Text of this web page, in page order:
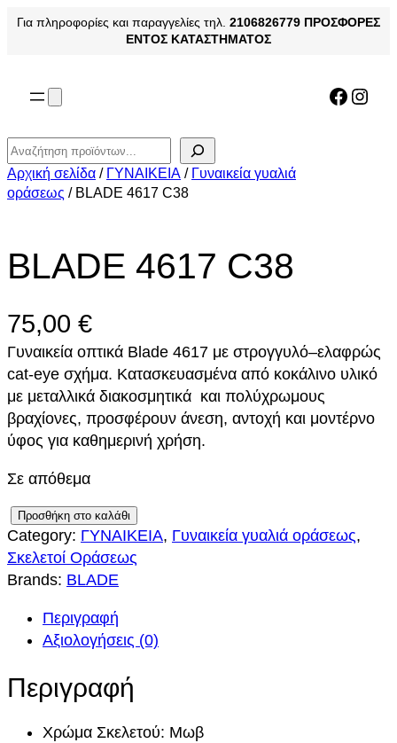
Μετάβαση
Για πληροφορίες και παραγγελίες τηλ. 2106826779 ΠΡΟΣΦΟΡΕΣ
ΕΝΤΟΣ ΚΑΤΑΣΤΗΜΑΤΟΣ
Αναζήτηση
Αρχική σελίδα / ΓΥΝΑΙΚΕΙΑ / Γυναικεία γυαλιά
οράσεως / BLADE 4617 C38
BLADE 4617 C38
75,00 €
Γυναικεία οπτικά Blade 4617 με στρογγυλό–ελαφρώς
cat-eye σχήμα. Κατασκευασμένα από κοκάλινο υλικό
με μεταλλικά διακοσμητικά και πολύχρωμους
βραχίονες, προσφέρουν άνεση, αντοχή και μοντέρνο
ύφος για καθημερινή χρήση.
Σε απόθεμα
L
A
D
7
Προσθήκη στο καλάθι
Category: ΓΥΝΑΙΚΕΙΑ, Γυναικεία γυαλιά οράσεως
Σκελετοί Οράσεως
Brands: BLADE
Περιγραφή
Αξιολογήσεις (0)
Περιγραφή
Χρώμα Σκελετού: Μωβ